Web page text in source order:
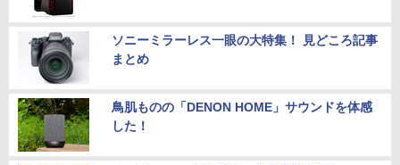
ソニーミラーレス一眼の大特集！ 見どころ記事
まとめ
鳥肌ものの「DENON HOME」サウンドを体感
した！